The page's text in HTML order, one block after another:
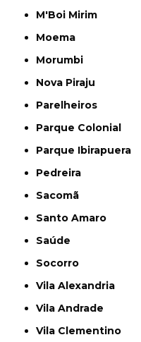
M'Boi Mirim
Moema
Morumbi
Nova Piraju
Parelheiros
Parque Colonial
Parque Ibirapuera
Pedreira
Sacomã
Santo Amaro
Saúde
Socorro
Vila Alexandria
Vila Andrade
Vila Clementino